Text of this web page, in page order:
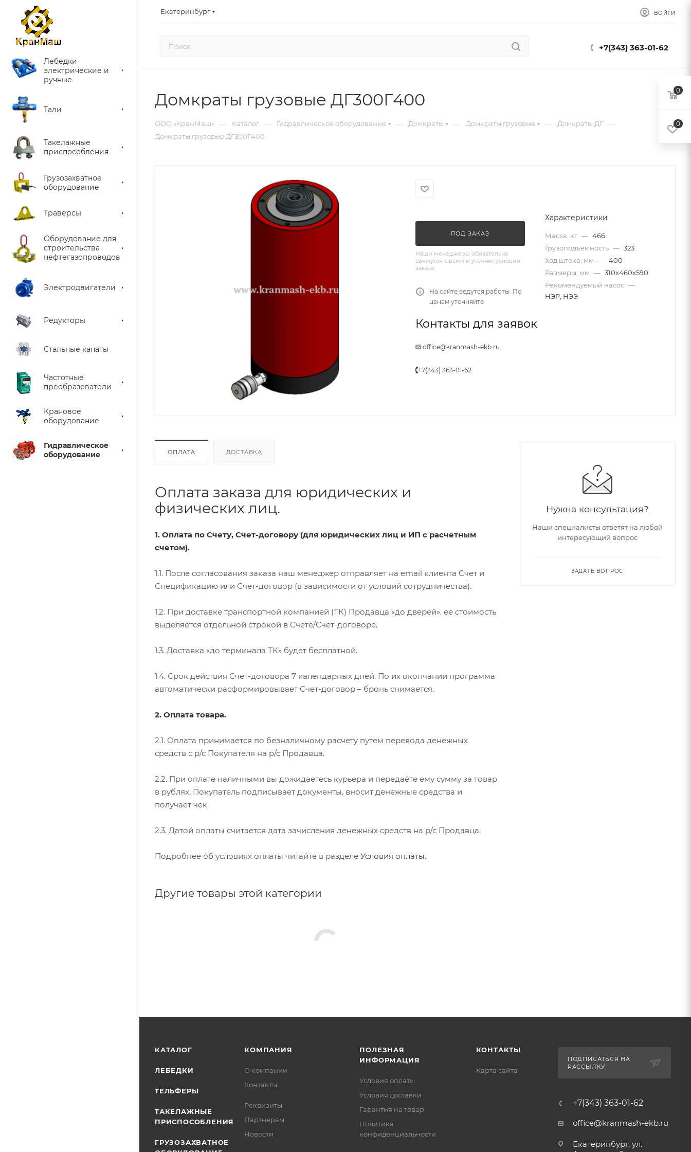
Екатеринбург ВОЙТИ
+7(343) 363-01-62
Лебедки
электрические и
ручные
Тали
Такелажные
приспособления
Грузозахватное
оборудование
Траверсы
Оборудование для
строительства
нефтегазопроводов
Электродвигатели
Редукторы
Стальные канаты
Частотные
преобразователи
Крановое
оборудование
Гидравлическое
оборудование
Домкраты грузовые ДГ300Г400
ООО «КранМаш» — Каталог — Гидравлическое оборудование — Домкраты — Домкраты грузовые — Домкраты ДГ —
Домкраты грузовые ДГ300Г400
ПОД ЗАКАЗ
Наши менеджеры обязательно
свяжутся с вами и уточнят условия
заказа
На сайте ведутся работы. По
ценам уточняйте
Характеристики
Масса, кг — 466
Грузоподъемность — 323
Ход штока, мм — 400
Размеры, мм — 310х460х590
Рекомендуемый насос —
НЭР, НЭЭ
Контакты для заявок
office@kranmash-ekb.ru
+7(343) 363-01-62
ОПЛАТА ДОСТАВКА
Оплата заказа для юридических и
физических лиц.
1. Оплата по Счету, Счет-договору (для юридических лиц и ИП с расчетным
счетом).
1.1. После согласования заказа наш менеджер отправляет на email клиента Счет и
Спецификацию или Счет-договор (в зависимости от условий сотрудничества).
1.2. При доставке транспортной компанией (ТК) Продавца «до дверей», ее стоимость
выделяется отдельной строкой в Счете/Счет-договоре.
1.3. Доставка «до терминала ТК» будет бесплатной.
1.4. Срок действия Счет-договора 7 календарных дней. По их окончании программа
автоматически расформировывает Счет-договор – бронь снимается.
2. Оплата товара.
2.1. Оплата принимается по безналичному расчету путем перевода денежных
средств с р/с Покупателя на р/с Продавца.
2.2. При оплате наличными вы дожидаетесь курьера и передаёте ему сумму за товар
в рублях. Покупатель подписывает документы, вносит денежные средства и
получает чек.
2.3. Датой оплаты считается дата зачисления денежных средств на р/с Продавца.
Подробнее об условиях оплаты читайте в разделе Условия оплаты.
Другие товары этой категории
Нужна консультация?
Наши специалисты ответят на любой
интересующий вопрос
ЗАДАТЬ ВОПРОС
КАТАЛОГ
ЛЕБЕДКИ
ТЕЛЬФЕРЫ
ТАКЕЛАЖНЫЕ
ПРИСПОСОБЛЕНИЯ
ГРУЗОЗАХВАТНОЕ
КОМПАНИЯ
О компании
Контакты
Реквизиты
Партнерам
Новости
ПОЛЕЗНАЯ
ИНФОРМАЦИЯ
Условия оплаты
Условия доставки
Гарантия на товар
Политика
конфиденциальности
КОНТАКТЫ
Карта сайта
ПОДПИСАТЬСЯ НА
РАССЫЛКУ
+7(343) 363-01-62
office@kranmash-ekb.ru
Екатеринбург, ул.
0
0